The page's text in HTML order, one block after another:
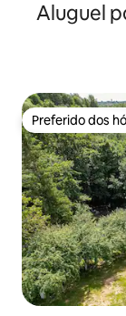
Aluguel
Preferido dos
Preferido dos